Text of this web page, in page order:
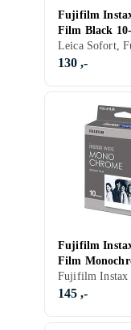
Fujifilm
Film Black
130 ,-
Fujifilm
Film
Pack
145 ,-